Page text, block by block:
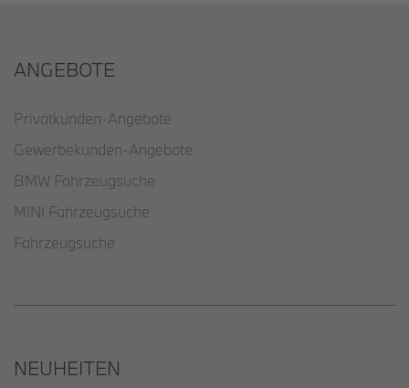
ANGEBOTE
Privatkunden-Angebote
Gewerbekunden-Angebote
BMW Fahrzeugsuche
MINI Fahrzeugsuche
Fahrzeugsuche
NEUHEITEN